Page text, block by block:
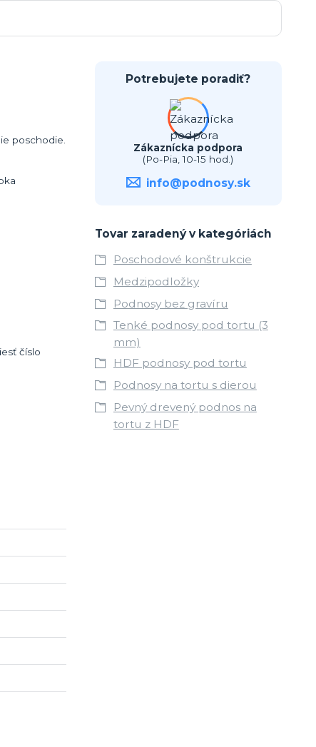
poschodie.
číslo
Potrebujete poradiť?
Zákaznícka podpora
(Po-Pia, 10-15 hod.)
info@podnosy.sk
Tovar zaradený v kategóriách
Poschodové konštrukcie
Medzipodložky
Podnosy bez gravíru
Tenké podnosy pod tortu (3
mm)
HDF podnosy pod tortu
Podnosy na tortu s dierou
Pevný drevený podnos na
tortu z HDF